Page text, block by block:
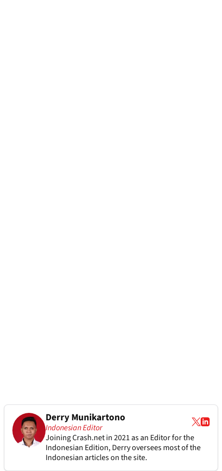
Derry Munikartono
Indonesian Editor
Joining Crash.net in 2021 as an Editor for the
Indonesian Edition, Derry oversees most of the
Indonesian articles on the site.